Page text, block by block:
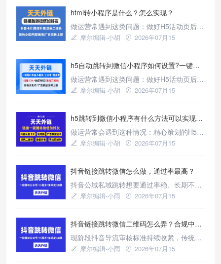
流等常见难题，新手零门槛即可适配抖音全
场景，安全稳定实现小程序跳转，高效完成
公域流量的私域精细化转化。
html转小程序是什么？怎么实现？
做运营常遇到这类问题：做好H5活动页后，
无法直接引导用户跳转至小程序完成后续操
案，天天外链这类工具可打通H5与小程序的
跳转链路，主要解决三个问题：一是将小程
序转为可在微信外点击的链接，点击直接唤
起小程序；二是支持跳转至小程序
摩尔编辑-小胡
2026年07月15
h5自动跳转到微信小程序如何设置?一键跳转的方法
做运营常遇到这类问题：做好H5活动页后，
无法直接引导用户跳转至小程序完成后续操
案，天天外链这类工具可打通H5与小程序的
跳转链路，主要解决三个问题：一是将小程
序转为可在微信外点击的链接，点击直接唤
起小程序；二是支持跳转至小程序
摩尔编辑-小胡
2026年07月15
h5跳转到微信小程序有什么方法可以实现？这样做最简单
做运营常会遇到这种情况：精心策划的H5活
动页，想引导用户进入小程序完成转化，跳
程序后台配置参数，折腾多日，且官方链接
有时效限制，过期后链路就会中断。目前已
有成熟解决方案，天天外链这类工具可解决
三个核心问题：生成的链接可在各
摩尔编辑-小胡
2026年07月15
抖音链接跳转微信怎么做，通过率最高？
抖音公域私域跳转想要通过率稳、长期不出
问题，核心不在于花哨运营技巧，而在于链
逻辑，有效改善审核驳回、链接拦截、账号
限流等难题。新手按照标准化步骤操作，稳
步提升链路合规通过率，顺利通过平台审
核，高效沉淀抖音公域流量，搭建低风险
摩尔编辑-小雨
2026年07月15
抖音链接跳转微信二维码怎么弄？合规中转设置教程
现阶段抖音导流审核标准持续收紧，传统直
白引流方式适配性大幅下降。优质合规外链
摩尔编辑-小雨
2026年07月15